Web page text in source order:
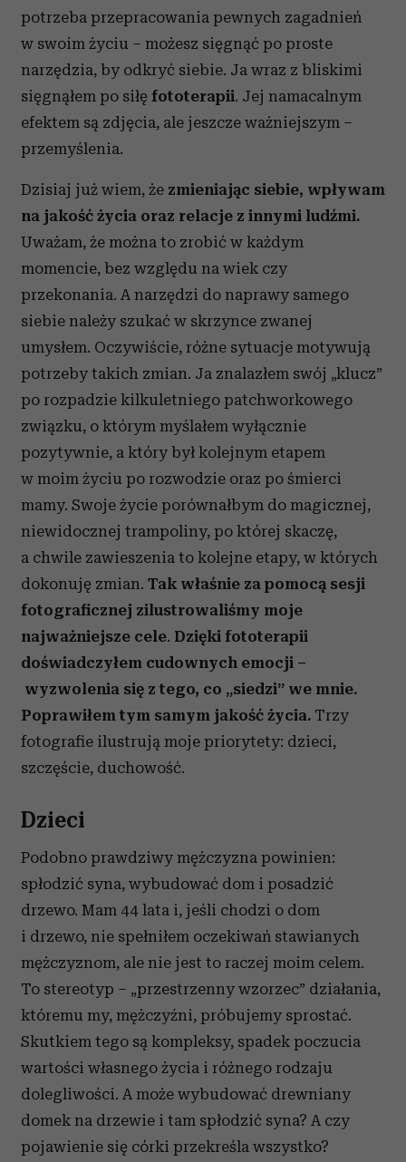
potrzeba przepracowania pewnych zagadnień
w swoim życiu – możesz sięgnąć po proste
narzędzia, by odkryć siebie. Ja wraz z bliskimi
sięgnąłem po siłę fototerapii. Jej namacalnym
efektem są zdjęcia, ale jeszcze ważniejszym –
przemyślenia.
Dzisiaj już wiem, że zmieniając siebie, wpływam
na jakość życia oraz relacje z innymi ludźmi.
Uważam, że można to zrobić w każdym
momencie, bez względu na wiek czy
przekonania. A narzędzi do naprawy samego
siebie należy szukać w skrzynce zwanej
umysłem. Oczywiście, różne sytuacje motywują
potrzeby takich zmian. Ja znalazłem swój „klucz”
po rozpadzie kilkuletniego patchworkowego
związku, o którym myślałem wyłącznie
pozytywnie, a który był kolejnym etapem
w moim życiu po rozwodzie oraz po śmierci
mamy. Swoje życie porównałbym do magicznej,
niewidocznej trampoliny, po której skaczę,
a chwile zawieszenia to kolejne etapy, w których
dokonuję zmian. Tak właśnie za pomocą sesji
fotograficznej zilustrowaliśmy moje
najważniejsze cele. Dzięki fototerapii
doświadczyłem cudownych emocji –
wyzwolenia się z tego, co „siedzi” we mnie.
Poprawiłem tym samym jakość życia. Trzy
fotografie ilustrują moje priorytety: dzieci,
szczęście, duchowość.
Dzieci
Podobno prawdziwy mężczyzna powinien:
spłodzić syna, wybudować dom i posadzić
drzewo. Mam 44 lata i, jeśli chodzi o dom
i drzewo, nie spełniłem oczekiwań stawianych
mężczyznom, ale nie jest to raczej moim celem.
To stereotyp – „przestrzenny wzorzec” działania,
któremu my, mężczyźni, próbujemy sprostać.
Skutkiem tego są kompleksy, spadek poczucia
wartości własnego życia i różnego rodzaju
dolegliwości. A może wybudować drewniany
domek na drzewie i tam spłodzić syna? A czy
pojawienie się córki przekreśla wszystko?